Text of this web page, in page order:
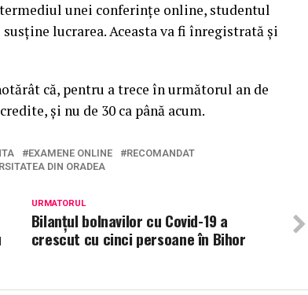
unei conferințe online, studentul
lucrarea. Aceasta va fi înregistrată și
că, pentru a trece în următorul an de
și nu de 30 ca până acum.
EXAMENE ONLINE
RECOMANDAT
DIN ORADEA
URMATORUL
Bilanțul bolnavilor cu Covid-19 a
crescut cu cinci persoane în Bihor